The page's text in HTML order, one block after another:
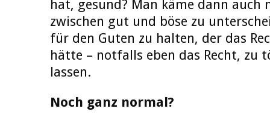
hat, gesund? Man käme dann auch
zwischen gut und böse zu
für den Guten zu halten, der das
hätte – notfalls eben das Recht, zu
lassen.
Noch ganz normal?